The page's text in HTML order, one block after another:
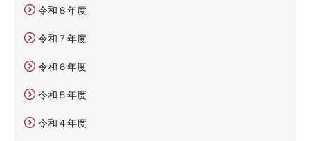
令和８年度
令和７年度
令和６年度
令和５年度
令和４年度